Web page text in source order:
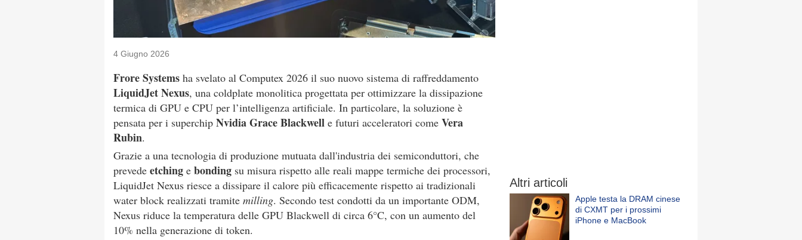
4 Giugno 2026
Frore Systems ha svelato al Computex 2026 il suo nuovo sistema di raffreddamento
LiquidJet Nexus, una coldplate monolitica progettata per ottimizzare la dissipazione
termica di GPU e CPU per l’intelligenza artificiale. In particolare, la soluzione è
pensata per i superchip Nvidia Grace Blackwell e futuri acceleratori come Vera
Rubin.
Grazie a una tecnologia di produzione mutuata dall'industria dei semiconduttori, che
prevede etching e bonding su misura rispetto alle reali mappe termiche dei processori,
LiquidJet Nexus riesce a dissipare il calore più efficacemente rispetto ai tradizionali
water block realizzati tramite milling. Secondo test condotti da un importante ODM,
Nexus riduce la temperatura delle GPU Blackwell di circa 6°C, con un aumento del
10% nella generazione di token.
Altri articoli
Apple testa la DRAM cinese
di CXMT per i prossimi
iPhone e MacBook